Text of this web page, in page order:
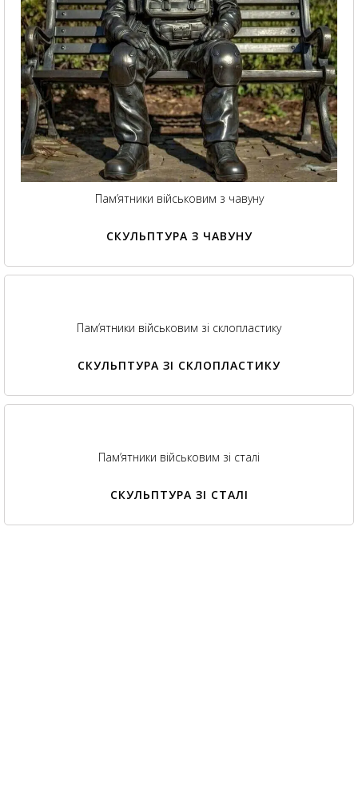
Пам’ятники військовим з чавуну
СКУЛЬПТУРА З ЧАВУНУ
Пам’ятники військовим зі склопластику
СКУЛЬПТУРА ЗІ СКЛОПЛАСТИКУ
Пам’ятники військовим зі сталі
СКУЛЬПТУРА ЗІ СТАЛІ